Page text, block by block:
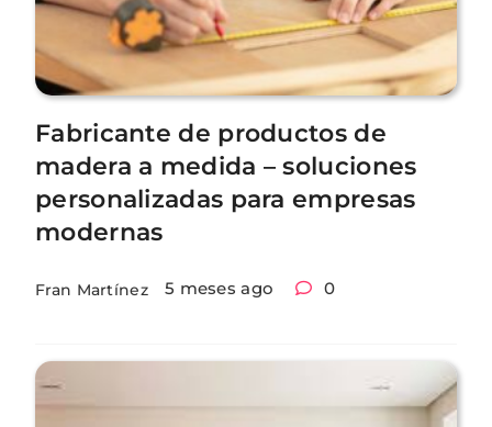
Fabricante de productos de
madera a medida – soluciones
personalizadas para empresas
modernas
Fran Martínez 5 meses ago 0